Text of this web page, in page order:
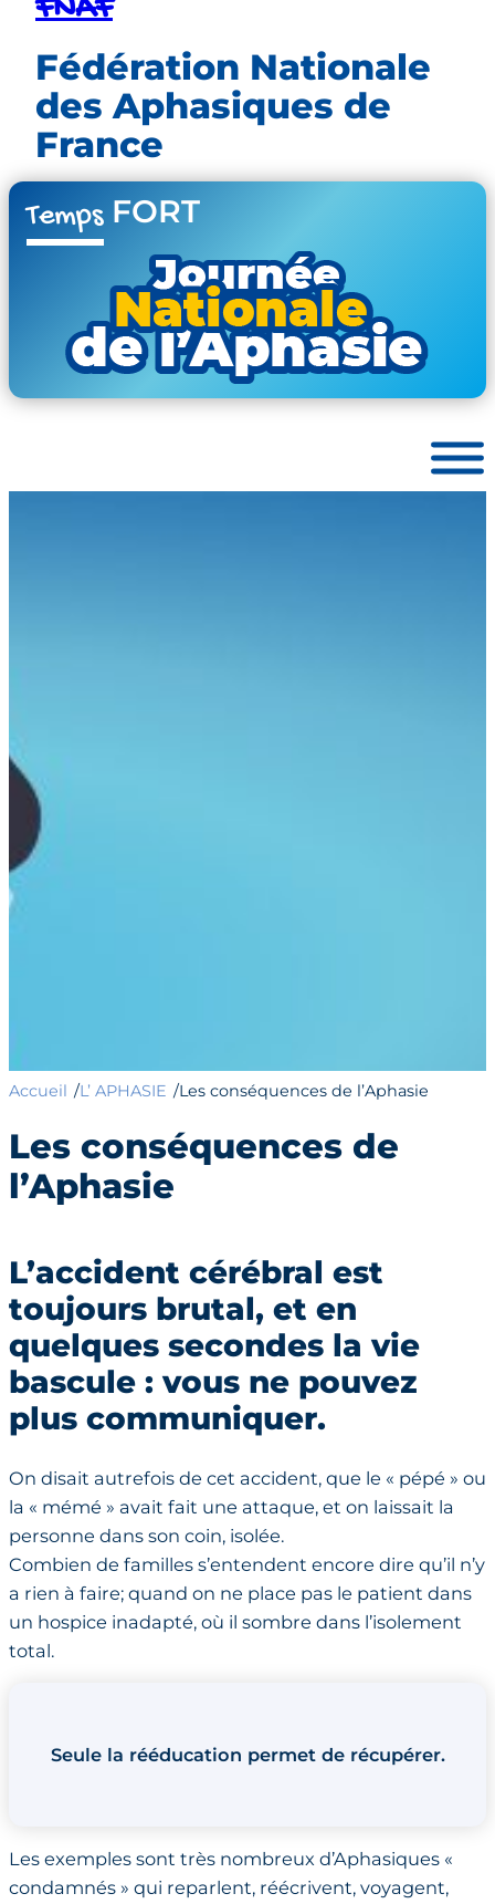
FNAF
Fédération Nationale
des Aphasiques de
France
TempsFORT
Accueil /L’ APHASIE /Les conséquences de l’Aphasie
Les conséquences de
l’Aphasie
L’accident cérébral est
toujours brutal, et en
quelques secondes la vie
bascule : vous ne pouvez
plus communiquer.
On disait autrefois de cet accident, que le « pépé » ou
la « mémé » avait fait une attaque, et on laissait la
personne dans son coin, isolée.
Combien de familles s’entendent encore dire qu’il n’y
a rien à faire; quand on ne place pas le patient dans
un hospice inadapté, où il sombre dans l’isolement
total.
Seule la rééducation permet de récupérer.
Les exemples sont très nombreux d’Aphasiques «
condamnés » qui reparlent, réécrivent, voyagent,